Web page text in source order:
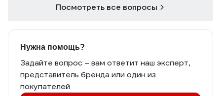
Посмотреть все вопросы
Нужна помощь?
Задайте вопрос – вам ответит наш эксперт,
представитель бренда или один из
покупателей